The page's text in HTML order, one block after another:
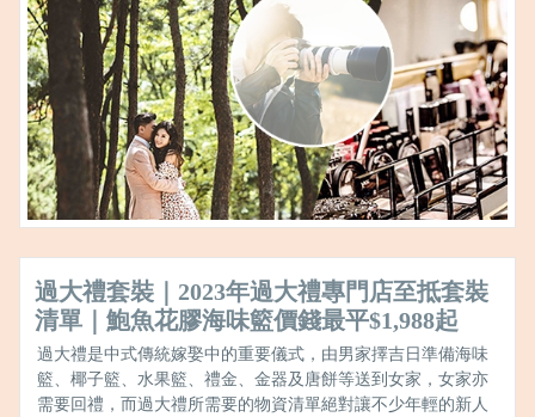
過大禮套裝｜2023年過大禮專門店至抵套裝
清單｜鮑魚花膠海味籃價錢最平$1,988起
過大禮是中式傳統嫁娶中的重要儀式，由男家擇吉日準備海味
籃、椰子籃、水果籃、禮金、金器及唐餅等送到女家，女家亦
需要回禮，而過大禮所需要的物資清單絕對讓不少年輕的新人